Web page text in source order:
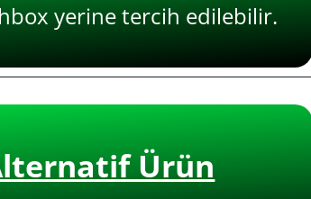
yerine tercih edilebilir.
Ürün